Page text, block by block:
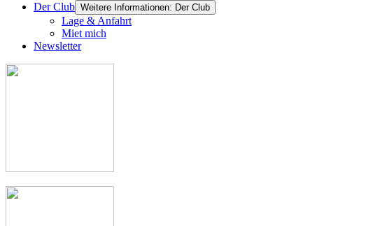
Der Club Weitere Informationen: Der Club
Lage & Anfahrt
Miet mich
Newsletter